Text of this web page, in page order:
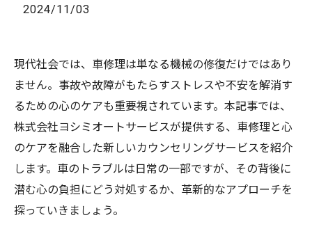
2024/11/03
現代社会では、車修理は単なる機械の修復だけではあり
ません。事故や故障がもたらすストレスや不安を解消す
るための心のケアも重要視されています。本記事では、
株式会社ヨシミオートサービスが提供する、車修理と心
のケアを融合した新しいカウンセリングサービスを紹介
します。車のトラブルは日常の一部ですが、その背後に
潜む心の負担にどう対処するか、革新的なアプローチを
探っていきましょう。